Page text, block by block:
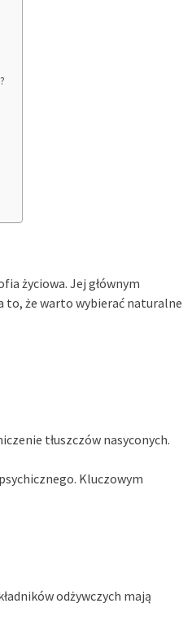
życiowa. Jej głównym
to, że warto wybierać naturalne
tłuszczów nasyconych.
Kluczowym
odżywczych mają